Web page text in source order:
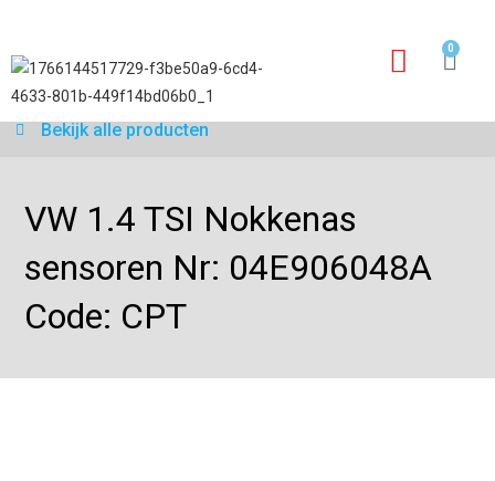
0
Bekijk alle producten
VW 1.4 TSI Nokkenas
sensoren Nr: 04E906048A
Code: CPT